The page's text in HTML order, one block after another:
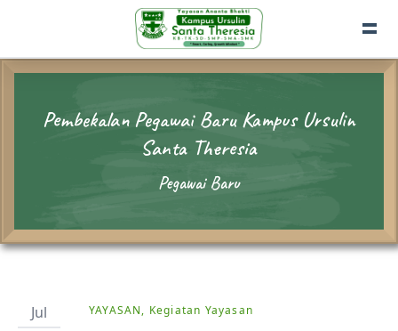
Pembekalan Pegawai Baru Kampus Ursulin
Santa Theresia
Pegawai Baru
Jul YAYASAN, Kegiatan Yayasan